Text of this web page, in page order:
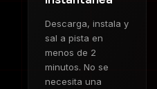
Descarga, instala y
sal a pista en
menos de 2
minutos. No se
necesita una